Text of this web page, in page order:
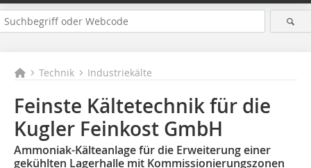
Technik Industriekälte
Feinste Kältetechnik für die
Kugler Feinkost GmbH
Ammoniak-Kälteanlage für die Erweiterung einer
gekühlten Lagerhalle mit Kommissionierungszonen